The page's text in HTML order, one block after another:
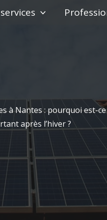
à Nantes : pourquoi est-
après l’hiver ?